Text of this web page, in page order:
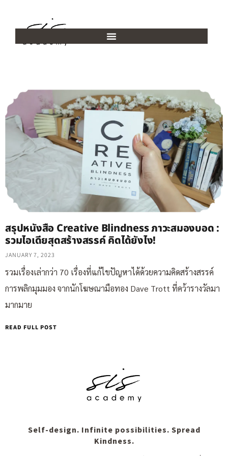
สรุปหนังสือ Creative Blindness ภาวะสมองบอด :
รวมไอเดียสุดสร้างสรรค์ คิดได้ยังไง!
JANUARY 7, 2023
รวมเรื่องเล่ากว่า 70 เรื่องที่แก้ไขปัญหาได้ด้วยความคิดสร้างสรรค์
การพลิกมุมมอง จากนักโฆษณามือทอง Dave Trott ที่คว้ารางวัลมา
มากมาย
READ FULL POST
Self-design. Infinite possibilities. Spread
Kindness.